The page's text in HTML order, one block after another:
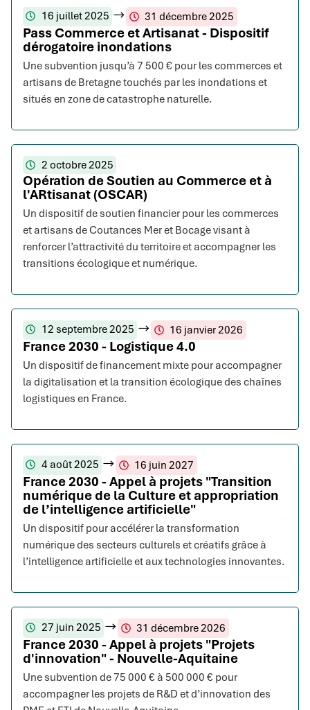
16 juillet 2025 31 décembre 2025
Pass Commerce et Artisanat - Dispositif
dérogatoire inondations
Une subvention jusqu’à 7 500 € pour les commerces et
artisans de Bretagne touchés par les inondations et
situés en zone de catastrophe naturelle.
2 octobre 2025
Opération de Soutien au Commerce et à
l'ARtisanat (OSCAR)
Un dispositif de soutien financier pour les commerces
et artisans de Coutances Mer et Bocage visant à
renforcer l’attractivité du territoire et accompagner les
transitions écologique et numérique.
12 septembre 2025 16 janvier 2026
France 2030 - Logistique 4.0
Un dispositif de financement mixte pour accompagner
la digitalisation et la transition écologique des chaînes
logistiques en France.
4 août 2025 16 juin 2027
France 2030 - Appel à projets "Transition
numérique de la Culture et appropriation
de l’intelligence artificielle"
Un dispositif pour accélérer la transformation
numérique des secteurs culturels et créatifs grâce à
l’intelligence artificielle et aux technologies innovantes.
27 juin 2025 31 décembre 2026
France 2030 - Appel à projets "Projets
d'innovation" - Nouvelle-Aquitaine
Une subvention de 75 000 € à 500 000 € pour
accompagner les projets de R&D et d’innovation des